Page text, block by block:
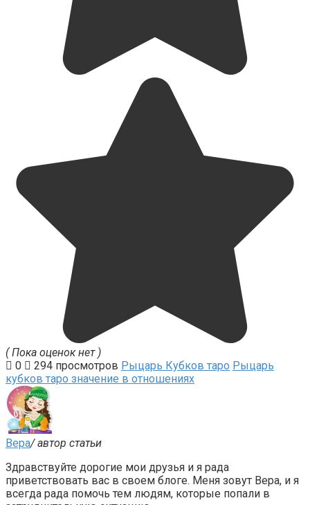
( Пока оценок нет )
0
294 просмотров Рыцарь Кубков таро Рыцарь
кубков таро значение в отношениях
Вера/ автор статьи
Здравствуйте дорогие мои друзья и я рада
приветствовать вас в своем блоге. Меня зовут Вера, и я
всегда рада помочь тем людям, которые попали в